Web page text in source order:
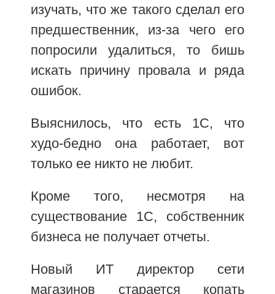
изучать, что же такого сделал его
предшественник, из-за чего его
попросили удалиться, то бишь
искать причину провала и ряда
ошибок.
Выяснилось, что есть 1С, что
худо-бедно она работает, вот
только ее никто не любит.
Кроме того, несмотря на
существование 1С, собственник
бизнеса не получает отчеты.
Новый ИТ директор сети
магазинов старается копать